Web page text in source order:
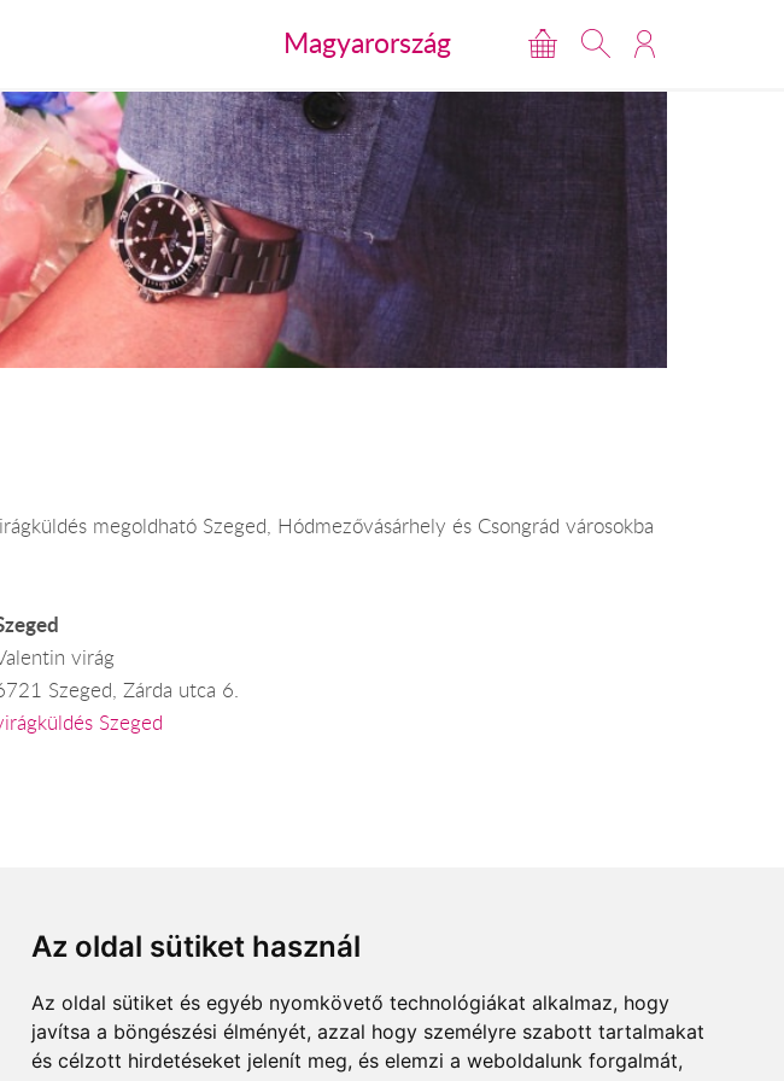
Az oldal sütiket használ
Az oldal sütiket és egyéb nyomkövető technológiákat alkalmaz, hogy
javítsa a böngészési élményét, azzal hogy személyre szabott tartalmakat
és célzott hirdetéseket jelenít meg, és elemzi a weboldalunk forgalmát,
Magyarország
megoldható Szeged, Hódmezővásárhely és Csongrád városokba
virág
Szeged, Zárda utca 6.
Szeged
módok